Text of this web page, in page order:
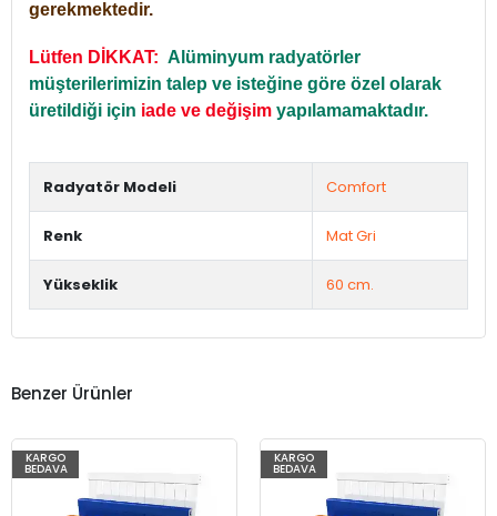
gerekmektedir.
Lütfen DİKKAT: Alüminyum radyatörler
müşterilerimizin talep ve isteğine göre özel olarak
üretildiği için iade ve değişim yapılamamaktadır.
Radyatör Modeli Comfort
Renk Mat Gri
Yükseklik 60 cm.
Benzer Ürünler
KARGO
BEDAVA
KARGO
BEDAVA